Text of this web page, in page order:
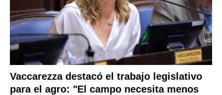
Vaccarezza destacó el trabajo legislativo
para el agro: "El campo necesita menos